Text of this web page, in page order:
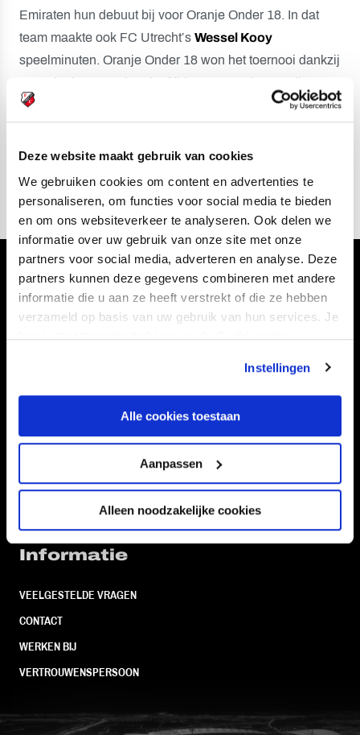
Deze website maakt gebruik van cookies
We gebruiken cookies om content en advertenties te
personaliseren, om functies voor social media te bieden
en om ons websiteverkeer te analyseren. Ook delen we
informatie over uw gebruik van onze site met onze
partners voor social media, adverteren en analyse. Deze
partners kunnen deze gegevens combineren met andere
informatie die u aan ze heeft verstrekt of die ze hebben
verzameld op basis van uw gebruik van hun services. Je
kan je toestemming beheren op de Cookiepagina.
Instellingen
Alle cookies toestaan
Aanpassen
Alleen noodzakelijke cookies
Emiraten hun debuut bij voor Oranje Onder 18. In dat
team maakte ook FC Utrecht’s Wessel Kooy
speelminuten. Oranje Onder 18 won het toernooi dankzij
overwinningen op hun leeftijdsgenoten uit Saoedi-
Arabië (5-1), Verenigde Arabische Emiraten (2-1) en
Foto: US Soccer
Volg ons ook via
SUPPORTERS
BUSINESS
Informatie
VEELGESTELDE VRAGEN
CONTACT
WERKEN BIJ
VERTROUWENSPERSOON
FC Utrecht<br>vanuit<br>het